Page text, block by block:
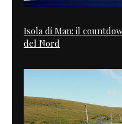
Isola di Man: il
del Nord